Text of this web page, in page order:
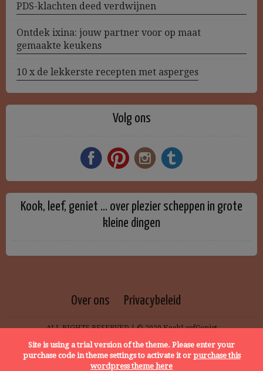
PDS-klachten deed verdwijnen
Ontdek ixina: jouw partner voor op maat
gemaakte keukens
10 x de lekkerste recepten met asperges
Volg ons
Kook, leef, geniet … over plezier scheppen in grote
kleine dingen
Over ons Privacybeleid
ALL RIGHTS RESERVED | © 2020 KookLeefGeniet
Site is using a trial version of the theme. Please enter your
purchase code in theme settings to activate it or purchase this
wordpress theme here